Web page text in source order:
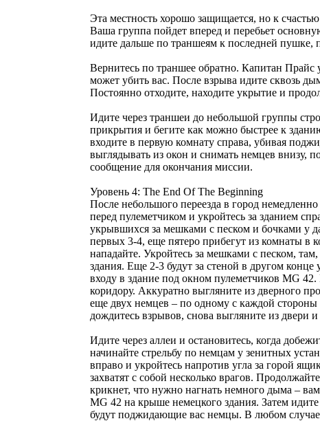
Эта местность хорошо защищается, но к
Ваша группа пойдет вперед и перебьет
идите дальше по траншеям к последней пушке,
Вернитесь по траншее обратно. Капитан Прайс
может убить вас. После взрыва идите сквозь
Постоянно отходите, находите укрытие и
Идите через траншеи до небольшой группы
прикрытия и бегите как можно быстрее к
входите в первую комнату справа, убивая
выглядывать из окон и снимать немцев внизу,
сообщение для окончания миссии.
Уровень 4: The End Of The Beginning
После небольшого переезда в город
перед пулеметчиком и укройтесь за зданием
укрывшихся за мешками с песком и бочками у
первых 3-4, еще пятеро прибегут из комнаты в
нападайте. Укройтесь за мешками с песком,
здания. Еще 2-3 будут за стеной в другом
входу в здание под окном пулеметчиков MG
коридору. Аккуратно выгляните из дверного
еще двух немцев – по одному с каждой стороны
дождитесь взрывов, снова выгляните из двери и
Идите через аллеи и остановитесь, когда
начинайте стрельбу по немцам у зенитных
вправо и укройтесь напротив угла за горой
захватят с собой несколько врагов.
крикнет, что нужно нагнать немного дыма – вам
MG 42 на крыше немецкого здания. Затем
будут поджидающие вас немцы. В любом случае